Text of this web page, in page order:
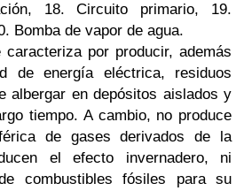
18. Circuito primario, 19.
Bomba de vapor de agua.
por producir, además
de energía eléctrica, residuos
albergar en depósitos aislados y
tiempo. A cambio, no produce
de gases derivados de la
el efecto invernadero, ni
combustibles fósiles para su